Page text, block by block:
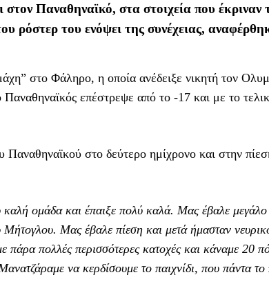
Παναθηναϊκό, στα στοιχεία που έκριναν
ρόστερ του ενόψει της συνέχειας,
στο Φάληρο, η οποία ανέδειξε νικητή τον
επέστρεψε από το -17 και με το
στο δεύτερο ημίχρονο και στην
καλή ομάδα και έπαιξε πολύ καλά. Μας έβαλε μεγάλο
Μας έβαλε πίεση και μετά ήμασταν
πολλές περισσότερες κατοχές και κάναμε 20
να κερδίσουμε το παιχνίδι, που πάντα